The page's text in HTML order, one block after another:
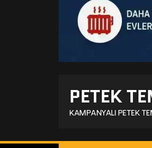
PETEK
KAMPANYALI PETEK